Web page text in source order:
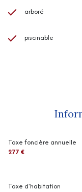
arboré
piscinable
Taxe foncière annuelle
277 €
Taxe d'habitation